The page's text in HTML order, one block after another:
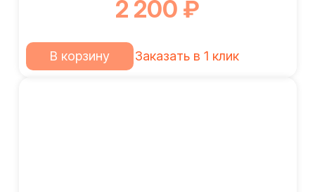
2 200 ₽
В корзину Заказать в 1 клик